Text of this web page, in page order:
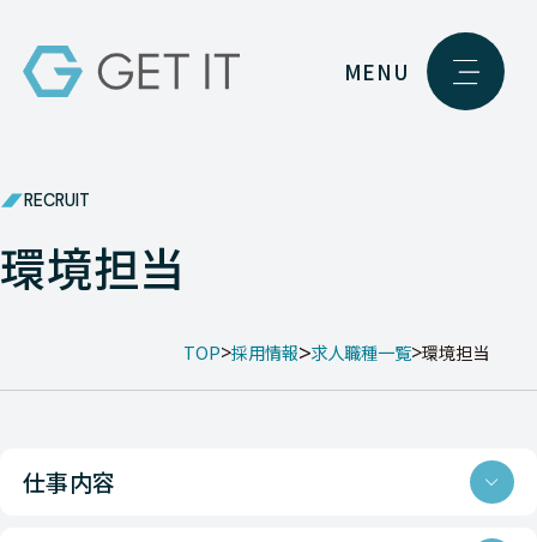
MENU
RECRUIT
環境担当
TOP 採用情報 求人職種一覧 環境担当
仕事内容